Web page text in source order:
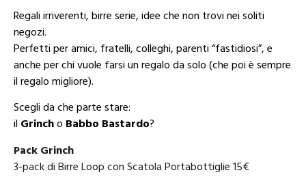
Regali irriverenti, birre serie, idee che non trovi nei soliti
negozi.
Perfetti per amici, fratelli, colleghi, parenti “fastidiosi”, e
anche per chi vuole farsi un regalo da solo (che poi è sempre
il regalo migliore).
Scegli da che parte stare:
il Grincho Babbo Bastardo?
Pack Grinch
3-pack di Birre Loop con Scatola Portabottiglie 15€